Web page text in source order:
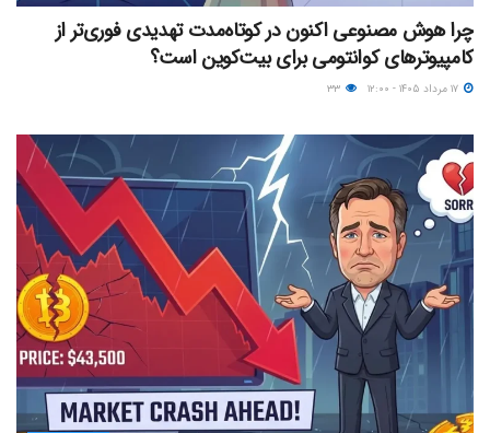
چرا هوش مصنوعی اکنون در کوتاه‌مدت تهدیدی فوری‌تر از
کامپیوترهای کوانتومی برای بیت‌کوین است؟